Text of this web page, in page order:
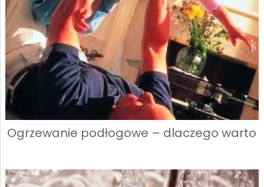
Ogrzewanie podłogowe – dlaczego warto